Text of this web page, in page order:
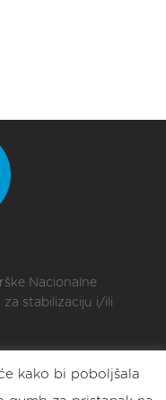
Nacionalne
stabilizaciju i/ili
kako bi poboljšala